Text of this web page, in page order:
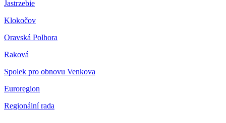
Jastrzebie
Klokočov
Oravská Polhora
Raková
Spolek pro obnovu Venkova
Euroregion
Regionální rada